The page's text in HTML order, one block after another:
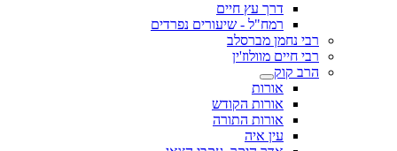
דרך עץ חיים
רמח"ל - שיעורים נפרדים
רבי נחמן מברסלב
רבי חיים מוולוז'ין
הרב קוק
אורות
אורות הקודש
אורות התורה
עין איה